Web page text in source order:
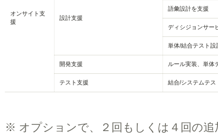
オンサイト支
援
設計支援
語彙設計を支援
ディシジョンサー
単体/結合テスト設
開発支援 ルール実装、単体
テスト支援 結合/システムテ
※ オプションで、２回もしくは４回の